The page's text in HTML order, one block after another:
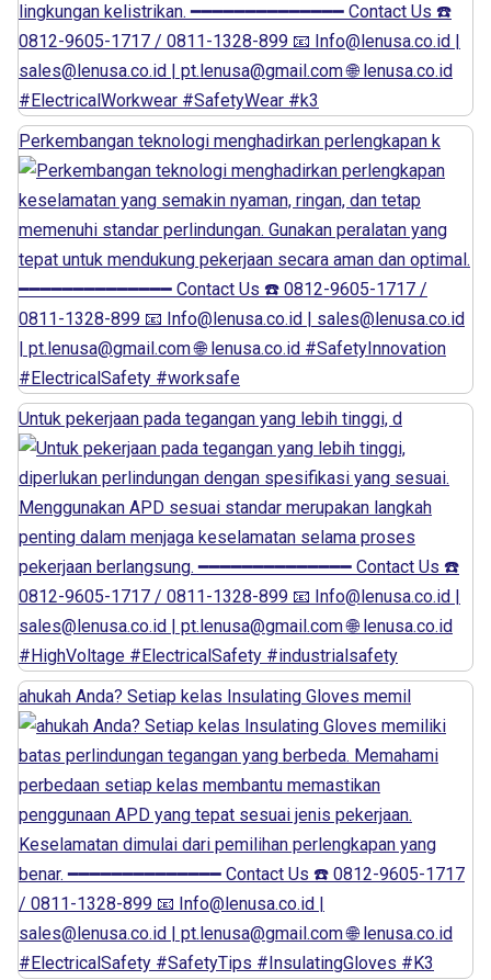
Perkembangan teknologi menghadirkan perlengkapan k
Untuk pekerjaan pada tegangan yang lebih tinggi, d
ahukah Anda? Setiap kelas Insulating Gloves memil